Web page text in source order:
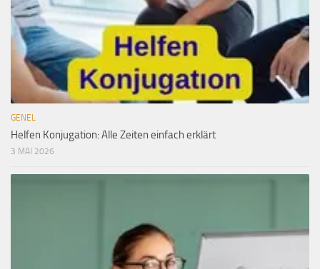
GENEL
Helfen Konjugation: Alle Zeiten einfach erklärt
3 MAI 2026